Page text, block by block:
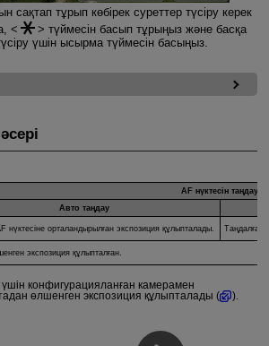
сақтап тұрып көбірек суреттер түсіру керек
түймесін басып тұрыңыз және басқа
үшін ысырма түймесін басыңыз.
AF нүктесін таңдау
Авто таңдау
нүктесіне орталандырылған экспозиция құлыпталады. Таңдалған
экспозиция құлыпталған.
конфигурацияланған камерамен
өлшенген экспозиция құлыпталады (
).